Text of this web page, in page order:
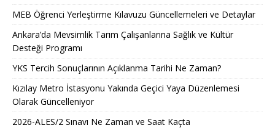
MEB Öğrenci Yerleştirme Kılavuzu Güncellemeleri ve Detaylar
Ankara’da Mevsimlik Tarım Çalışanlarına Sağlık ve Kültür
Desteği Programı
YKS Tercih Sonuçlarının Açıklanma Tarihi Ne Zaman?
Kızılay Metro İstasyonu Yakında Geçici Yaya Düzenlemesi
Olarak Güncelleniyor
2026-ALES/2 Sınavı Ne Zaman ve Saat Kaçta